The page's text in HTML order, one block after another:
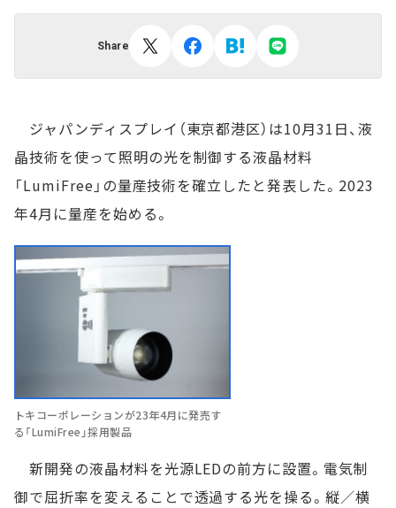
Share
ジャパンディスプレイ（東京都港区）は10月31日、液
晶技術を使って照明の光を制御する液晶材料
「LumiFree」の量産技術を確立したと発表した。2023
年4月に量産を始める。
トキコーポレーションが23年4月に発売す
る「LumiFree」採用製品
新開発の液晶材料を光源LEDの前方に設置。電気制
御で屈折率を変えることで透過する光を操る。縦／横